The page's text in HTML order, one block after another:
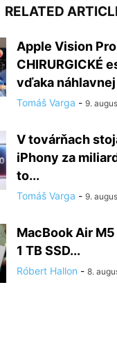
RELATED
Apple Vision
CHIRURGICKÉ
vďaka
Tomáš Varga - 9.
V továrňach
iPhony za
to...
Tomáš Varga - 9.
MacBook Air M5
1 TB SSD...
Róbert Hallon - 8.